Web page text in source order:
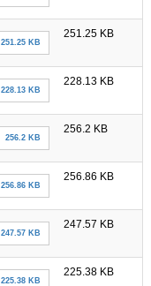
251.25 KB
251.25 KB
228.13 KB
228.13 KB
256.2 KB
256.2 KB
256.86 KB
256.86 KB
247.57 KB
247.57 KB
225.38 KB
225.38 KB